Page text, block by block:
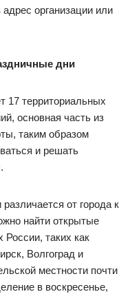
организации или
дни
17 территориальных
основная часть из
таким образом
и решать
от города к
найти открытые
России, таких как
Волгоград и
местности почти
в воскресенье,